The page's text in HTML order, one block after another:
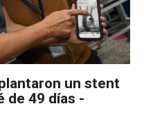
un stent
de 49 días -